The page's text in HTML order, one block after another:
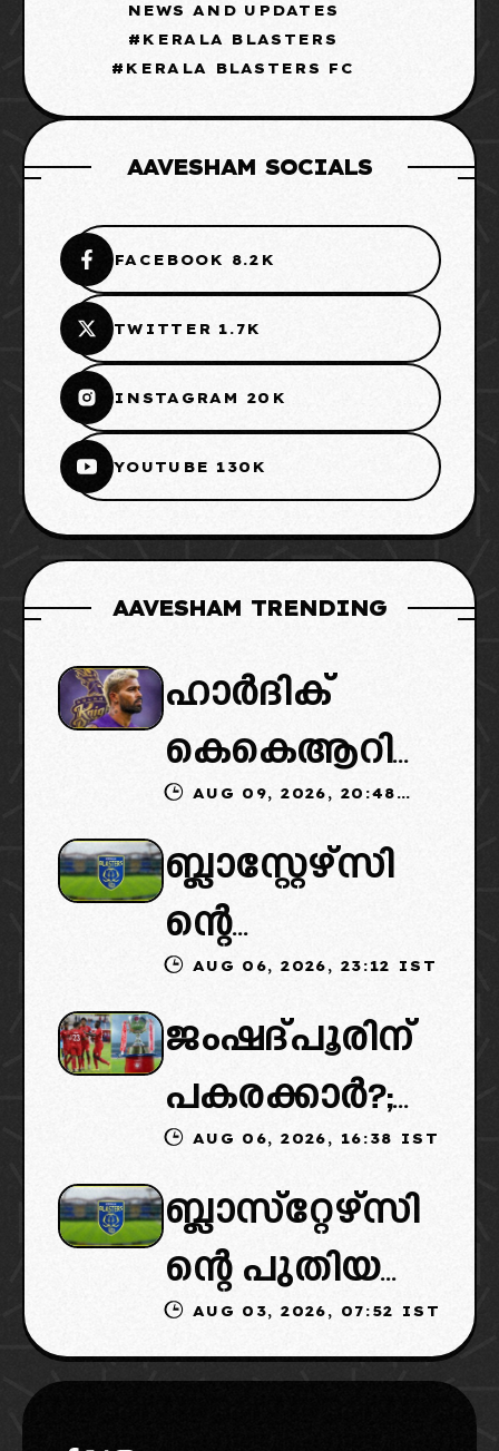
NEWS AND UPDATES
KERALA BLASTERS
KERALA BLASTERS FC
AAVESHAM SOCIALS
FACEBOOK 8.2K
TWITTER 1.7K
INSTAGRAM 20K
YOUTUBE 130K
AAVESHAM TRENDING
ഹാർദിക്
കെകെആറി
ലേക്ക്: പകരം
മുംബൈ
ആവശ്യപ്പെടു
ന്നത്
കൊൽക്കത്ത
യുടെ മികച്ച
യുവതാരങ്ങ
ളെ
AUG 09, 2026, 20:48
ബ്ലാസ്റ്റേഴ്സി
ന്റെ
കൈമാറ്റത്തി
ൽ ട്വിസ്റ്റ്:
പുതിയ
ഉടമകളെത്താ
ൻ വൈകും,
കോടതിയുടെ
നീക്കവും
നിർണായകം
AUG 06, 2026, 23:12 IST
ജംഷദ്പൂരിന്
പകരക്കാർ?;
ഐഎസ്എല്ലി
ൽ പുതിയ
ടീമിനെ
ഉൾപ്പെടുത്താ
ൻ
AUG 06, 2026, 16:38 IST
ബ്ലാസ്‌റ്റേഴ്‌സി
ന്റെ പുതിയ
ഉടമകളിൽ
മലബാറിൽ
AUG 03, 2026, 07:52 IST